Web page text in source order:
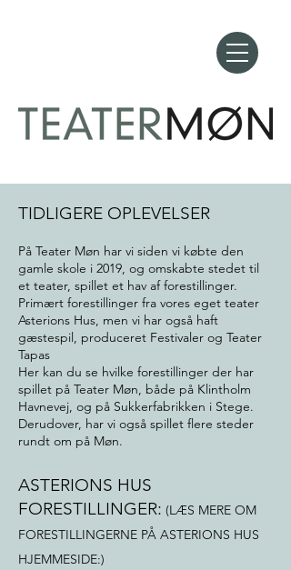
TIDLIGERE OPLEVELSER
På Teater Møn har vi siden vi købte den
gamle skole i 2019, og omskabte stedet til
et teater, spillet et hav af forestillinger.
Primært forestillinger fra vores eget teater
Asterions Hus, men vi har også haft
gæstespil, produceret Festivaler og Teater
Tapas
Her kan du se hvilke forestillinger der har
spillet på Teater Møn, både på Klintholm
Havnevej, og på Sukkerfabrikken i Stege.
Derudover, har vi også spillet flere steder
rundt om på Møn.
ASTERIONS HUS
FORESTILLINGER: (LÆS MERE OM
FORESTILLINGERNE PÅ ASTERIONS HUS
HJEMMESIDE:)